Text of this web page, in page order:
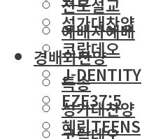
성가대찬양
코람데오
J-DENTITY
EZE37:5
혜린TEENS
전도설교
예배자예배
경배와찬양
특송
성가대찬양
코람데오